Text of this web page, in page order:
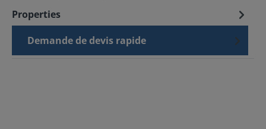
Properties
Demande de devis rapide